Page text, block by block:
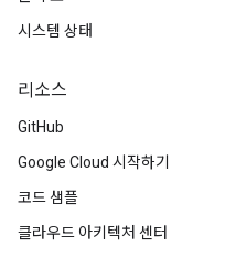
시스템 상태
리소스
GitHub
Google Cloud 시작하기
코드 샘플
클라우드 아키텍처 센터